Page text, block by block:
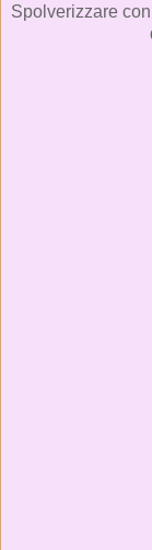
Spolverizzare